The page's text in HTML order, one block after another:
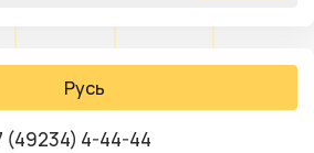
Русь
(49234) 4-44-44